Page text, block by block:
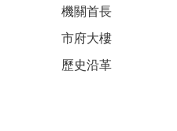
機關首長
市府大樓
歷史沿革